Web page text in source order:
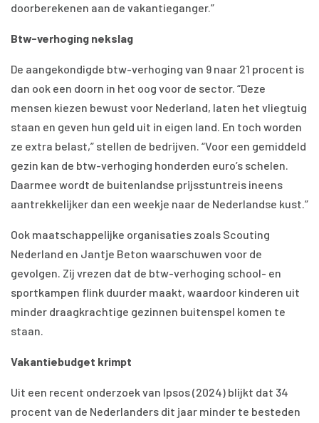
doorberekenen aan de vakantieganger.”
Btw-verhoging nekslag
De aangekondigde btw-verhoging van 9 naar 21 procent is
dan ook een doorn in het oog voor de sector. “Deze
mensen kiezen bewust voor Nederland, laten het vliegtuig
staan en geven hun geld uit in eigen land. En toch worden
ze extra belast,” stellen de bedrijven. “Voor een gemiddeld
gezin kan de btw-verhoging honderden euro’s schelen.
Daarmee wordt de buitenlandse prijsstuntreis ineens
aantrekkelijker dan een weekje naar de Nederlandse kust.”
Ook maatschappelijke organisaties zoals Scouting
Nederland en Jantje Beton waarschuwen voor de
gevolgen. Zij vrezen dat de btw-verhoging school- en
sportkampen flink duurder maakt, waardoor kinderen uit
minder draagkrachtige gezinnen buitenspel komen te
staan.
Vakantiebudget krimpt
Uit een recent onderzoek van Ipsos (2024) blijkt dat 34
procent van de Nederlanders dit jaar minder te besteden